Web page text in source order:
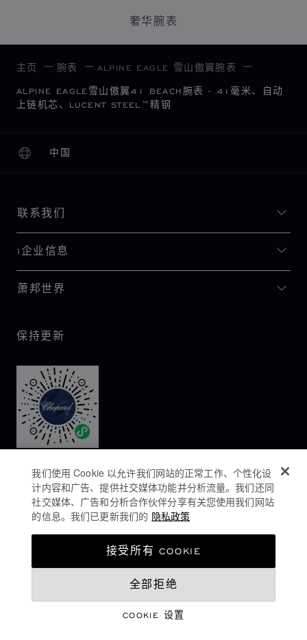
奢华腕表
主页 腕表 ALPINE EAGLE 雪山傲翼腕表
ALPINE EAGLE雪山傲翼41 BEACH腕表 - 41毫米、自动
上链机芯、LUCENT STEEL™精钢
中国
本地化（更改国家/地区）
更改国家/地区
联系我们
I企业信息
萧邦世界
保持更新
COOKIES政策
我们使用 Cookie 以允许我们网站的正常工作、个性化设
计内容和广告、提供社交媒体功能并分析流量。我们还同
社交媒体、广告和分析合作伙伴分享有关您使用我们网站
的信息。我们已更新我们的 隐私政策
COOKIE 设置
全部拒绝
接受所有 COOKIE